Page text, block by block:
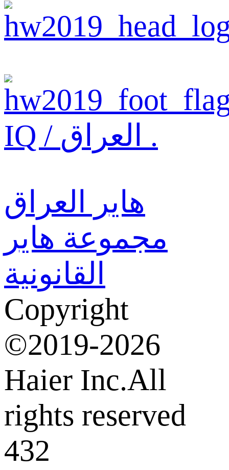
IQ / العراق .
هاير العراق
مجموعة هاير
القانونية
Copyright
©2019-2026
Haier Inc.All
rights reserved
432